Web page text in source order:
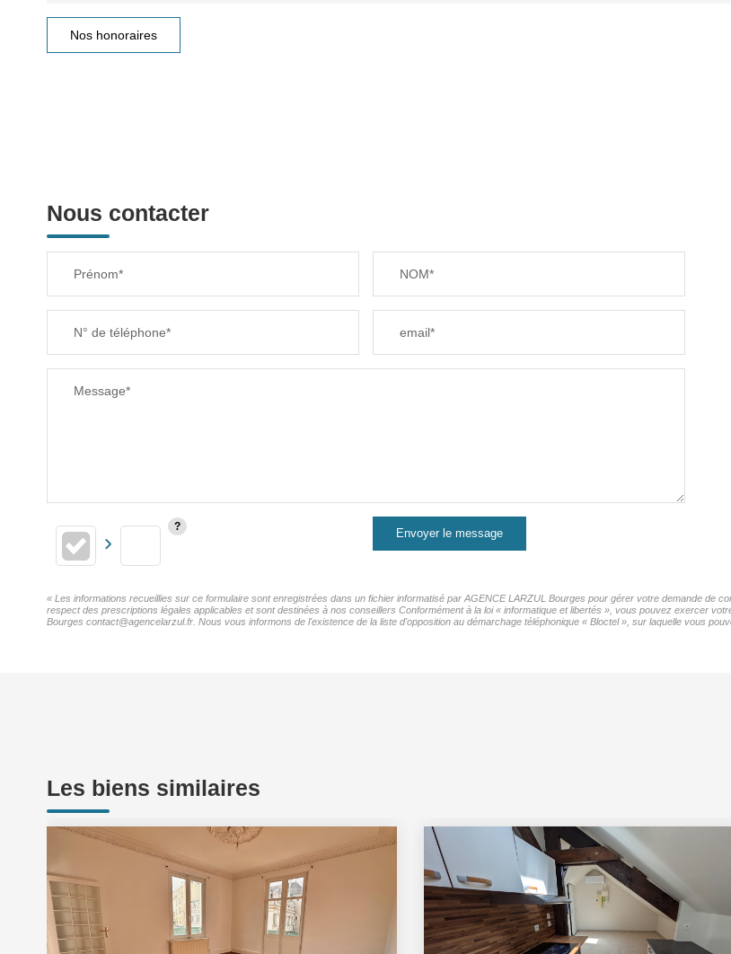
Nos honoraires
Nous contacter
Prénom* NOM*
N° de téléphone* email*
Message*
Envoyer le message
« Les informations recueillies sur ce formulaire sont enregistrées dans un fichier informatisé par AGENCE LARZUL Bourges pour gérer votre demande de
respect des prescriptions légales applicables et sont destinées à nos conseillers Conformément à la loi « informatique et libertés », vous pouvez exercer
Bourges contact@agencelarzul.fr. Nous vous informons de l'existence de la liste d'opposition au démarchage téléphonique « Bloctel », sur laquelle vous
Les biens similaires